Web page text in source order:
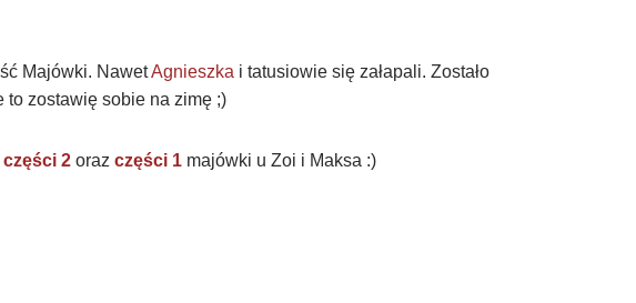
Majówki. NawetAgnieszka i tatusiowie się załapali. Zostało
to zostawię sobie na zimę ;)
części 2 oraz części 1 majówki u Zoi i Maksa :)